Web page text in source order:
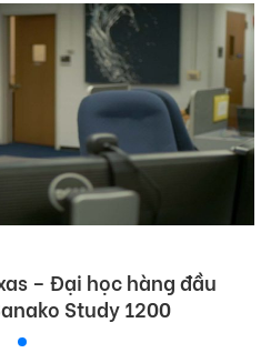
– Đại học hàng đầu
Study 1200